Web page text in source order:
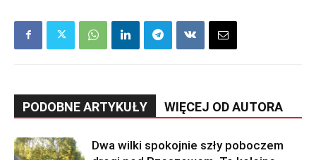
PODOBNE ARTYKUŁY WIĘCEJ OD AUTORA
Dwa wilki spokojnie szły poboczem